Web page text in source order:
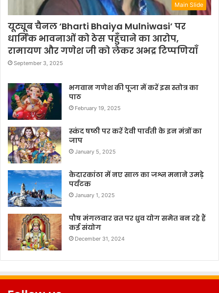
Main Slide
यूट्यूब चैनल ‘Bharti Bhaiya Mulniwasi’ पर
धार्मिक भावनाओं को ठेस पहुँचाने का आरोप,
रामायण और गणेश जी को लेकर अभद्र टिप्पणियाँ
September 3, 2025
भगवान गणेश की पूजा में करें इस स्तोत्र का
पाठ
February 19, 2025
स्कंद षष्ठी पर करें देवी पार्वती के इन मंत्रों का
जाप
January 5, 2025
केदारकांठा में नए साल का जश्न मनाने उमड़े
पर्यटक
January 1, 2025
पौष मंगलवार व्रत पर ध्रुव योग समेत बन रहे हैं
कई संयोग
December 31, 2024